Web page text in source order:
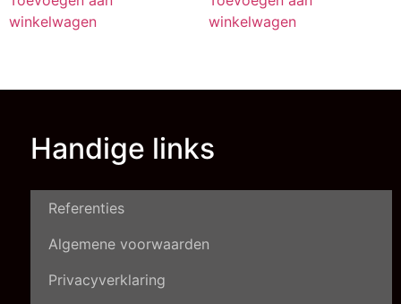
winkelwagen
winkelwagen
Handige links
Referenties
Algemene voorwaarden
Privacyverklaring